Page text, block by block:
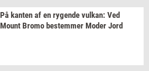
På kan­ten af en ry­gen­de vulkan: Ved
Mount Bromo be­stem­mer Moder Jord